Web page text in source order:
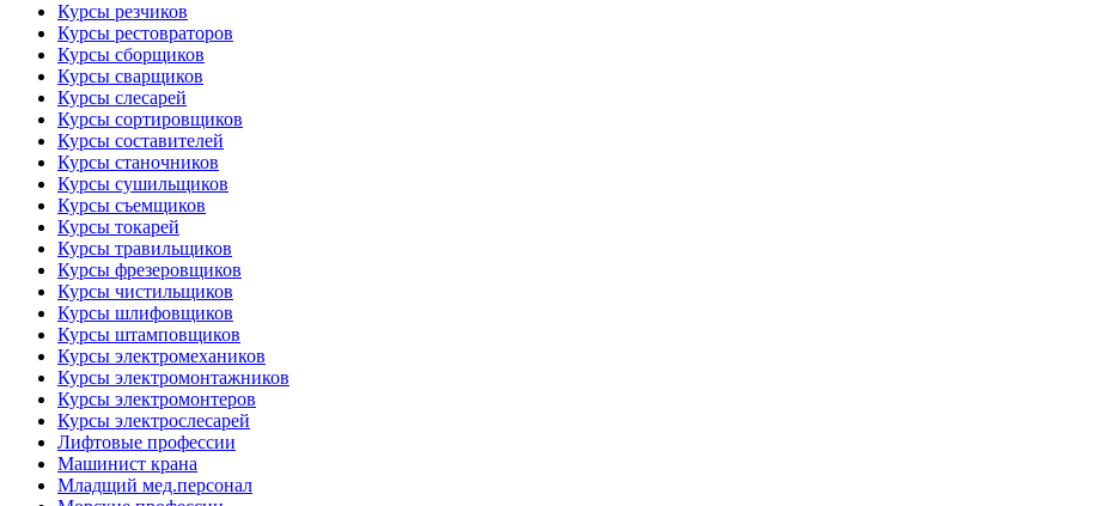
Курсы резчиков
Курсы рестовраторов
Курсы сборщиков
Курсы сварщиков
Курсы слесарей
Курсы сортировщиков
Курсы составителей
Курсы станочников
Курсы сушильщиков
Курсы съемщиков
Курсы токарей
Курсы травильщиков
Курсы фрезеровщиков
Курсы чистильщиков
Курсы шлифовщиков
Курсы штамповщиков
Курсы электромехаников
Курсы электромонтажников
Курсы электромонтеров
Курсы электрослесарей
Лифтовые профессии
Машинист крана
Младщий мед.персонал